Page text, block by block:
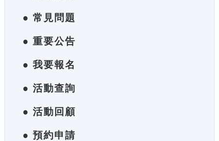
● 常見問題
● 重要公告
● 我要報名
● 活動查詢
● 活動回顧
● 預約申請